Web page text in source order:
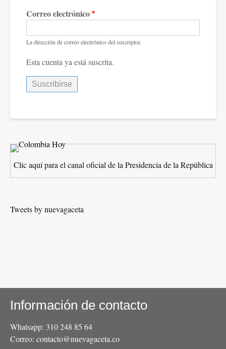
escenarios
y
fatalibles
Correo electrónico
La dirección de correo electrónico del suscriptor.
Esta cuenta ya está suscrita.
Clic aquí para el canal oficial de la Presidencia de la República
Tweets by nuevagaceta
Información de contacto
Whatsapp: 310 248 85 64
Correo: contacto@nuevagaceta.co